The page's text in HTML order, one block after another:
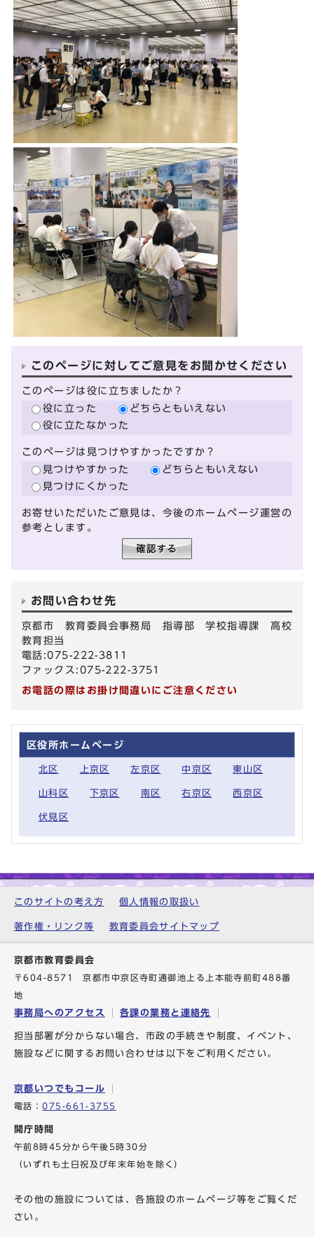
このページに対してご意見をお聞かせください
このページは役に立ちましたか？
役に立った
どちらともいえない
役に立たなかった
このページは見つけやすかったですか？
見つけやすかった
どちらともいえない
見つけにくかった
お寄せいただいたご意見は、今後のホームページ運営の
参考とします。
お問い合わせ先
京都市 教育委員会事務局 指導部 学校指導課 高校
教育担当
電話:075-222-3811
ファックス:075-222-3751
お電話の際はお掛け間違いにご注意ください
区役所ホームページ
北区 上京区 左京区 中京区 東山区
山科区 下京区 南区 右京区 西京区
伏見区
このサイトの考え方 個人情報の取扱い
著作権・リンク等 教育委員会サイトマップ
京都市教育委員会
〒604-8571 京都市中京区寺町通御池上る上本能寺前町488番
地
事務局へのアクセス 各課の業務と連絡先
担当部署が分からない場合、市政の手続きや制度、イベント、
施設などに関するお問い合わせは以下をご利用ください。
京都いつでもコール
電話：075-661-3755
開庁時間
午前8時45分から午後5時30分
（いずれも土日祝及び年末年始を除く）
その他の施設については、各施設のホームページ等をご覧くだ
さい。